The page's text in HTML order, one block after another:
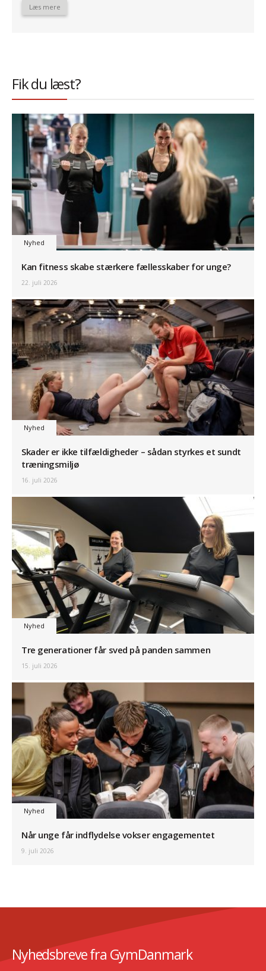
Læs mere
Fik du læst?
Nyhed
Kan fitness skabe stærkere fællesskaber for unge?
22. juli 2026
Nyhed
Skader er ikke tilfældigheder – sådan styrkes et sundt
træningsmiljø
16. juli 2026
Nyhed
Tre generationer får sved på panden sammen
15. juli 2026
Nyhed
Når unge får indflydelse vokser engagementet
9. juli 2026
Nyhedsbreve fra GymDanmark